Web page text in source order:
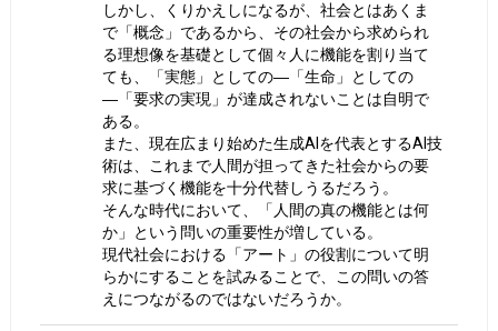
しかし、くりかえしになるが、社会とはあくま
で「概念」であるから、その社会から求められ
る理想像を基礎として個々人に機能を割り当て
ても、「実態」としての―「生命」としての
―「要求の実現」が達成されないことは自明で
ある。
また、現在広まり始めた生成AIを代表とするAI技
術は、これまで人間が担ってきた社会からの要
求に基づく機能を十分代替しうるだろう。
そんな時代において、「人間の真の機能とは何
か」という問いの重要性が増している。
現代社会における「アート」の役割について明
らかにすることを試みることで、この問いの答
えにつながるのではないだろうか。